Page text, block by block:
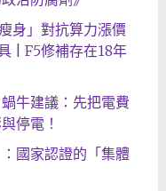
身」對抗算力漲價
| F5修補存在18年
牛建議：先把電費
停電！
國家認證的「集體